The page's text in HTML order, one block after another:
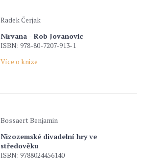
Radek Čerjak
Nirvana - Rob Jovanovic
ISBN: 978-80-7207-913-1
Více o knize
Bossaert Benjamin
Nizozemské divadelní hry ve
středověku
ISBN: 9788024456140